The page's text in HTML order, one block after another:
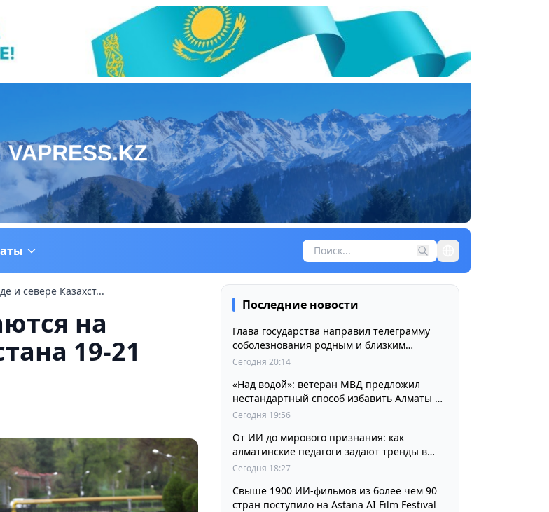
и севере Казахст...
на
19-21
Последние новости
Глава государства направил телеграмму
соболезнования родным и близким
выдающегося кинорежиссера Ардака
Сегодня 20:14
«Над водой»: ветеран МВД предложил
нестандартный способ избавить Алматы от
пробок и смога
Сегодня 19:56
От ИИ до мирового признания: как
алматинские педагоги задают тренды в
изучении языков
Сегодня 18:27
Свыше 1900 ИИ-фильмов из более чем 90
стран поступило на Astana AI Film Festival